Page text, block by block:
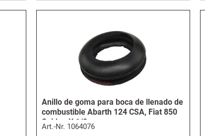
Anillo de goma para boca de llenado de
combustible Abarth 124 CSA, Fiat 850
Spider, X 1/9
Art.-Nr. 1064076